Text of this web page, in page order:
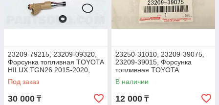
23209-79215, 23209-09320,
Форсунка топливная TOYOTA
HILUX TGN26 2015-2020,
JAPAN
Под заказ
30 000 ₸
23250-31010, 23209-39075,
23209-39015, Форсунка
топливная TOYOTA
FORTUNER LAND CRUISER
PRADO, CHINA
В наличии
12 000 ₸